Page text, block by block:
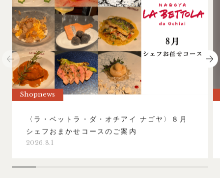
Shopnews
〈ラ・ベットラ・ダ・オチアイ ナゴヤ〉８月
シェフおまかせコースのご案内
2026.8.1